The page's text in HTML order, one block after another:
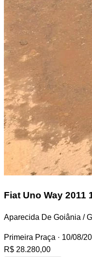
Fiat Uno Way 2011
Aparecida De Goiânia /
Primeira Praça · 10/08/
R$ 28.280,00